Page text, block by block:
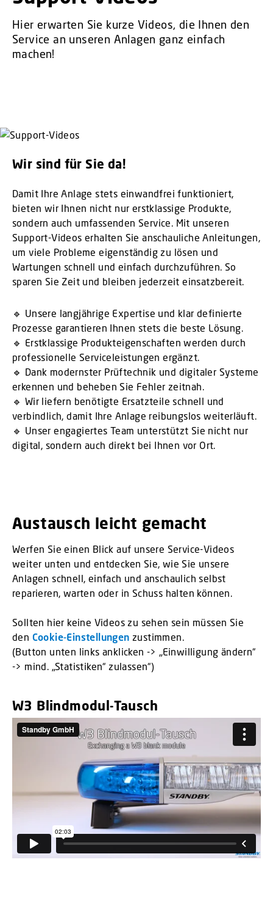
Hier erwarten Sie kurze Videos, die Ihnen den
Service an unseren Anlagen ganz einfach
machen!
Wir sind für Sie da!
Damit Ihre Anlage stets einwandfrei funktioniert,
bieten wir Ihnen nicht nur erstklassige Produkte,
sondern auch umfassenden Service. Mit unseren
Support-Videos erhalten Sie anschauliche Anleitungen,
um viele Probleme eigenständig zu lösen und
Wartungen schnell und einfach durchzuführen. So
sparen Sie Zeit und bleiben jederzeit einsatzbereit.
🔹 Unsere langjährige Expertise und klar definierte
Prozesse garantieren Ihnen stets die beste Lösung.
🔹 Erstklassige Produkteigenschaften werden durch
professionelle Serviceleistungen ergänzt.
🔹 Dank modernster Prüftechnik und digitaler Systeme
erkennen und beheben Sie Fehler zeitnah.
🔹 Wir liefern benötigte Ersatzteile schnell und
verbindlich, damit Ihre Anlage reibungslos weiterläuft.
🔹 Unser engagiertes Team unterstützt Sie nicht nur
digital, sondern auch direkt bei Ihnen vor Ort.
Austausch leicht gemacht
Werfen Sie einen Blick auf unsere Service-Videos
weiter unten und entdecken Sie, wie Sie unsere
Anlagen schnell, einfach und anschaulich selbst
reparieren, warten oder in Schuss halten können.
Sollten hier keine Videos zu sehen sein müssen Sie
den Cookie-Einstellungen zustimmen.
(Button unten links anklicken -> „Einwilligung ändern“
-> mind. „Statistiken“ zulassen“)
W3 Blindmodul-Tausch